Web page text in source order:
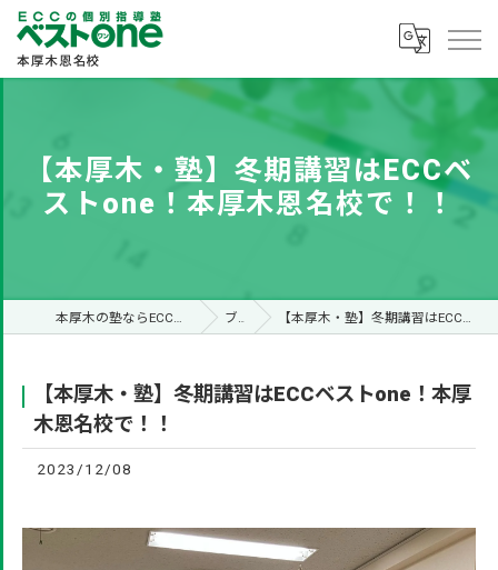
【本厚木・塾】冬期講習はECCベ
ストone！本厚木恩名校で！！
本厚木の塾ならECCベストone本厚木恩名校 ブログ 【本厚木・塾】冬期講習はECCベストone！本厚木恩名校で！！
【本厚木・塾】冬期講習はECCベストone！本厚
木恩名校で！！
2023/12/08